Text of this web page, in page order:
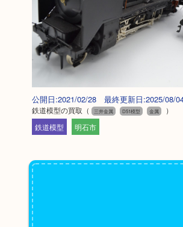
公開日:2021/02/28 最終更新日:2025/08/
鉄道模型の買取 （ 三井金属 D51模型 金属
）
鉄道模型
明石市